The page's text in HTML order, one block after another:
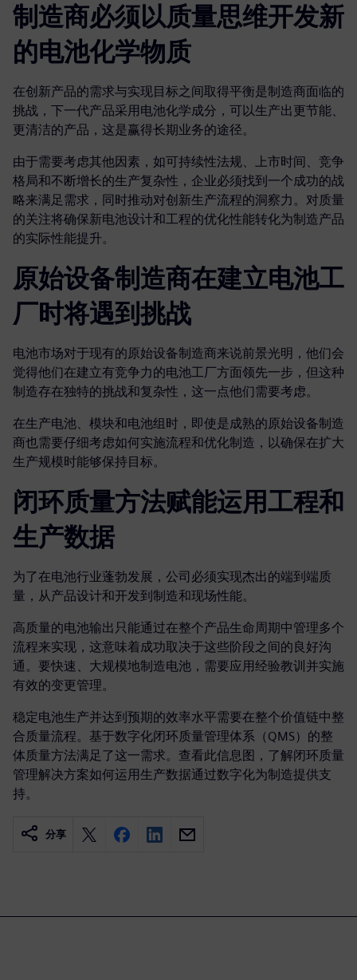
制造商必须以质量思维开发新
的电池化学物质
在创新产品的需求与实现目标之间取得平衡是制造商面临的
挑战，下一代产品采用电池化学成分，可以生产出更节能、
更清洁的产品，这是赢得长期业务的途径。
由于需要考虑其他因素，如可持续性法规、上市时间、竞争
格局和不断增长的生产复杂性，企业必须找到一个成功的战
略来满足需求，同时推动对创新生产流程的洞察力。对质量
的关注将确保新电池设计和工程的优化性能转化为制造产品
的实际性能提升。
原始设备制造商在建立电池工
厂时将遇到挑战
电池市场对于现有的原始设备制造商来说前景光明，他们会
觉得他们在建立有竞争力的电池工厂方面领先一步，但这种
制造存在独特的挑战和复杂性，这一点他们需要考虑。
在生产电池、模块和电池组时，即使是成熟的原始设备制造
商也需要仔细考虑如何实施流程和优化制造，以确保在扩大
生产规模时能够保持目标。
闭环质量方法赋能运用工程和
生产数据
为了在电池行业蓬勃发展，公司必须实现杰出的端到端质
量，从产品设计和开发到制造和现场性能。
高质量的电池输出只能通过在整个产品生命周期中管理多个
流程来实现，这意味着成功取决于这些阶段之间的良好沟
通。要快速、大规模地制造电池，需要应用经验教训并实施
有效的变更管理。
稳定电池生产并达到预期的效率水平需要在整个价值链中整
合质量流程。基于数字化闭环质量管理体系（QMS）的整
体质量方法满足了这一需求。查看此信息图，了解闭环质量
管理解决方案如何运用生产数据通过数字化为制造提供支
持。
分享